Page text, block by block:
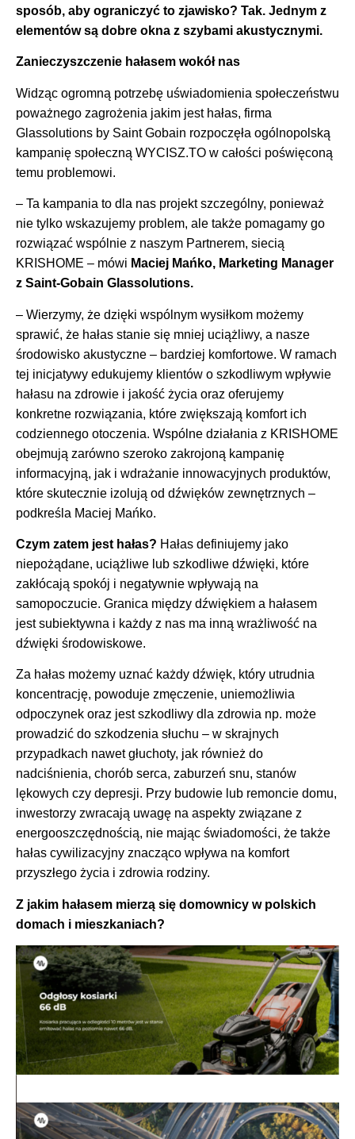
sposób, aby ograniczyć to zjawisko? Tak. Jednym z
elementów są dobre okna z szybami akustycznymi.
Zanieczyszczenie hałasem wokół nas
Widząc ogromną potrzebę uświadomienia społeczeństwu
poważnego zagrożenia jakim jest hałas, firma
Glassolutions by Saint Gobain rozpoczęła ogólnopolską
kampanię społeczną WYCISZ.TO w całości poświęconą
temu problemowi.
– Ta kampania to dla nas projekt szczególny, ponieważ
nie tylko wskazujemy problem, ale także pomagamy go
rozwiązać wspólnie z naszym Partnerem, siecią
KRISHOME – mówi Maciej Mańko, Marketing Manager
z Saint-Gobain Glassolutions.
– Wierzymy, że dzięki wspólnym wysiłkom możemy
sprawić, że hałas stanie się mniej uciążliwy, a nasze
środowisko akustyczne – bardziej komfortowe. W ramach
tej inicjatywy edukujemy klientów o szkodliwym wpływie
hałasu na zdrowie i jakość życia oraz oferujemy
konkretne rozwiązania, które zwiększają komfort ich
codziennego otoczenia. Wspólne działania z KRISHOME
obejmują zarówno szeroko zakrojoną kampanię
informacyjną, jak i wdrażanie innowacyjnych produktów,
które skutecznie izolują od dźwięków zewnętrznych –
podkreśla Maciej Mańko.
Czym zatem jest hałas? Hałas definiujemy jako
niepożądane, uciążliwe lub szkodliwe dźwięki, które
zakłócają spokój i negatywnie wpływają na
samopoczucie. Granica między dźwiękiem a hałasem
jest subiektywna i każdy z nas ma inną wrażliwość na
dźwięki środowiskowe.
Za hałas możemy uznać każdy dźwięk, który utrudnia
koncentrację, powoduje zmęczenie, uniemożliwia
odpoczynek oraz jest szkodliwy dla zdrowia np. może
prowadzić do szkodzenia słuchu – w skrajnych
przypadkach nawet głuchoty, jak również do
nadciśnienia, chorób serca, zaburzeń snu, stanów
lękowych czy depresji. Przy budowie lub remoncie domu,
inwestorzy zwracają uwagę na aspekty związane z
energooszczędnością, nie mając świadomości, że także
hałas cywilizacyjny znacząco wpływa na komfort
przyszłego życia i zdrowia rodziny.
Z jakim hałasem mierzą się domownicy w polskich
domach i mieszkaniach?